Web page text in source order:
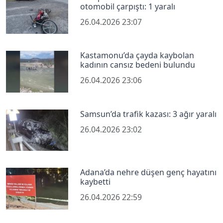
otomobil çarpıştı: 1 yaralı
26.04.2026 23:07
Kastamonu’da çayda kaybolan
kadının cansız bedeni bulundu
26.04.2026 23:06
Samsun’da trafik kazası: 3 ağır yaralı
26.04.2026 23:02
Adana’da nehre düşen genç hayatını
kaybetti
26.04.2026 22:59